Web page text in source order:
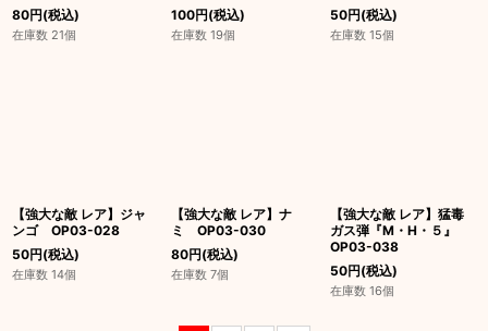
80円(税込)
在庫数 21個
100円(税込)
在庫数 19個
50円(税込)
在庫数 15個
【強大な敵 レア】ジャ
ンゴ OP03-028
50円(税込)
在庫数 14個
【強大な敵 レア】ナ
ミ OP03-030
80円(税込)
在庫数 7個
【強大な敵 レア】猛毒
ガス弾『M・H・５』
OP03-038
50円(税込)
在庫数 16個